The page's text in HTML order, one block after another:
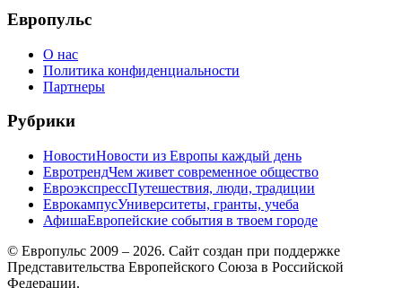
Европульс
О нас
Политика конфиденциальности
Партнеры
Рубрики
НовостиНовости из Европы каждый день
ЕвротрендЧем живет современное общество
ЕвроэкспрессПутешествия, люди, традиции
ЕврокампусУниверситеты, гранты, учеба
АфишаЕвропейские события в твоем городе
© Европульс 2009 – 2026. Сайт создан при поддержке
Представительства Европейского Союза в Российской
Федерации.